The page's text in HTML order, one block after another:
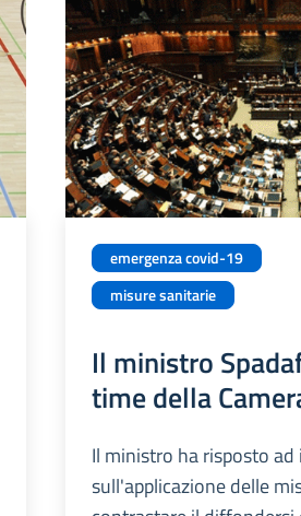
emergenza covid-19
misure sanitarie
Il ministro
time della
Il ministro ha risposto
sull'applicazione delle